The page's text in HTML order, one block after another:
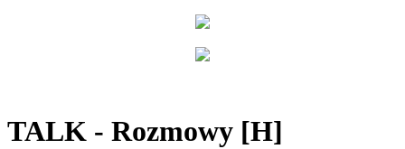
TALK - Rozmowy [H]